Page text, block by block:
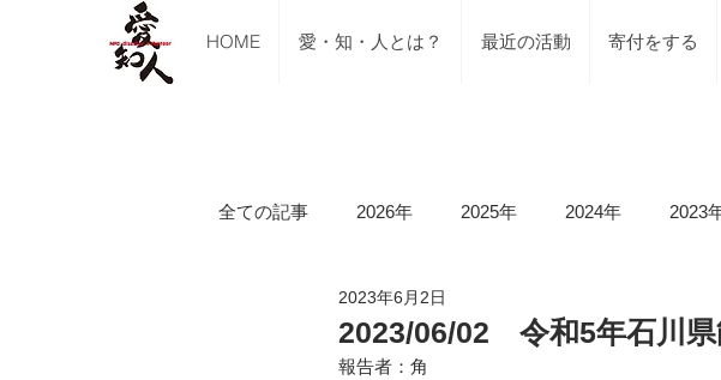
HOME 愛・知・人とは？ 最近の活動 寄付をする
全ての記事 2026年 2025年 2024年 2023
ご支援のご報告 メディア掲載情報
2023/06/02 令和5年石川県
2023年6月2日
報告者：角